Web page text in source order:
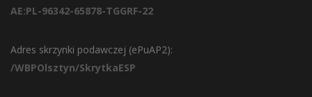
AE:PL-96342-65878-TGGRF-22
Adres skrzynki podawczej (ePuAP2):
/WBPOlsztyn/SkrytkaESP